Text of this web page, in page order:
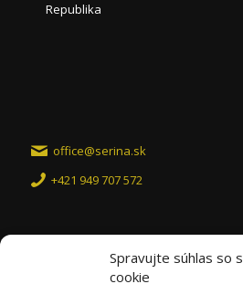
Spravujte súhlas so
cookie
Republika
office@serina.sk
+421 949 707 572